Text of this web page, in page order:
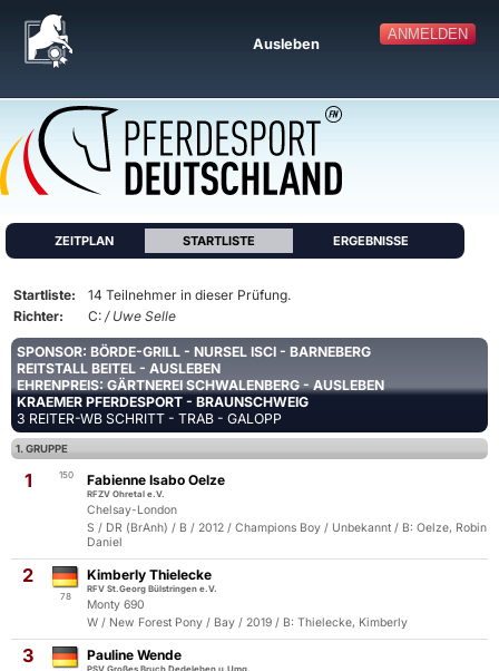
ANMELDEN
Ausleben
ZEITPLAN STARTLISTE ERGEBNISSE
Startliste:
14 Teilnehmer in dieser Prüfung.
Richter:
C: / Uwe Selle
SPONSOR: BÖRDE-GRILL - NURSEL ISCI - BARNEBERG
REITSTALL BEITEL - AUSLEBEN
EHRENPREIS: GÄRTNEREI SCHWALENBERG - AUSLEBEN
KRAEMER PFERDESPORT - BRAUNSCHWEIG
3 REITER-WB SCHRITT - TRAB - GALOPP
1. GRUPPE
1 150 Fabienne Isabo Oelze
RFZV Ohretal e.V.
Chelsay-London
S / DR (BrAnh) / B / 2012 / Champions Boy / Unbekannt / B: Oelze, Robin
Daniel
2
78
Kimberly Thielecke
RFV St.Georg Bülstringen e.V.
Monty 690
W / New Forest Pony / Bay / 2019 / B: Thielecke, Kimberly
3 Pauline Wende
PSV Großes Bruch Dedeleben u.Umg.